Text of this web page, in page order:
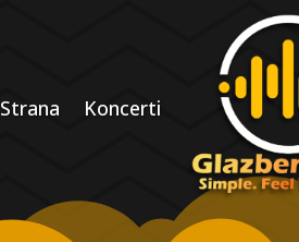
Strana Koncerti